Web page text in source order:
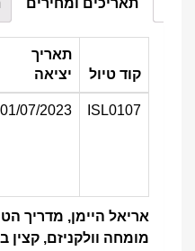
תאריכים ומחירים
קוד טיול
תאריך
יציאה
ISL0107
01/07/2023
אריאל היימן, מדריך
מומחה וולקניזם, קצין